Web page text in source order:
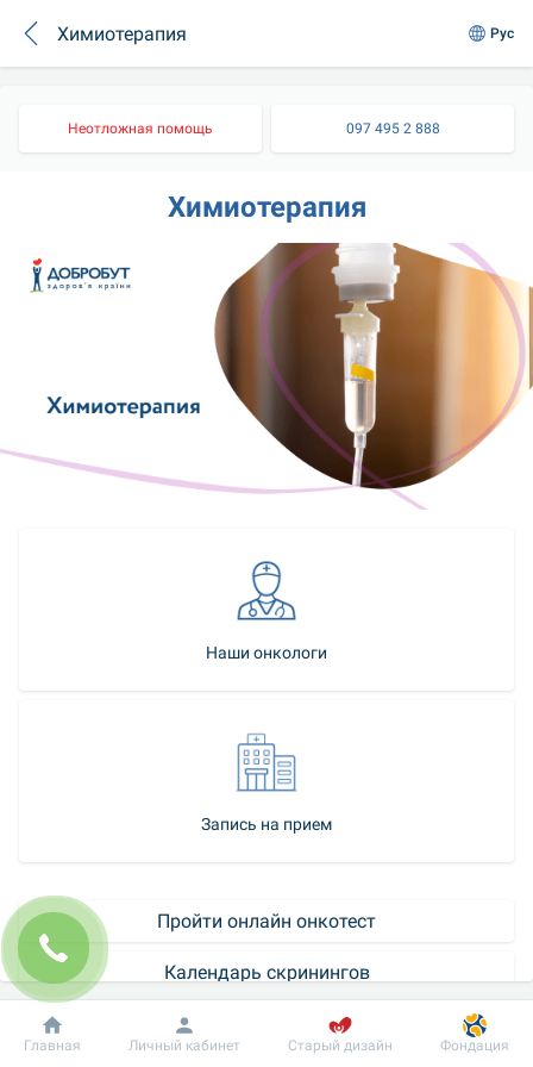
Химиотерапия Рус
Неотложная помощь 097 495 2 888
Химиотерапия
Наши онкологи
Запись на прием
Пройти онлайн онкотест
Календарь скринингов
Как стать нашим пациентом
Добробут
Информация Пациенту
Главная Личный кабинет Старый дизайн Фондация